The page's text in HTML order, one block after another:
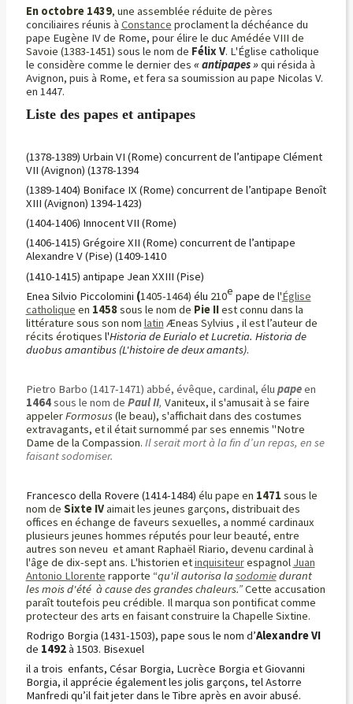
En octobre 1439, une assemblée réduite de pères
conciliaires réunis à Constance proclament la déchéance du
pape Eugène IV de Rome, pour élire le duc Amédée VIII de
Savoie (1383-1451) sous le nom de Félix V. L'Église catholique
le considère comme le dernier des « antipapes »qui résida à
Avignon, puis à Rome, et fera sa soumission au pape Nicolas V.
en 1447.
Liste des papes et antipapes
(1378-1389) Urbain VI (Rome) concurrent de l’antipape Clément
VII (Avignon) (1378-1394
(1389-1404) Boniface IX (Rome) concurrent de l’antipape Benoît
XIII (Avignon) 1394-1423)
(1404-1406) Innocent VII (Rome)
(1406-1415) Grégoire XII (Rome) concurrent de l’antipape
Alexandre V (Pise) (1409-1410
(1410-1415) antipape Jean XXIII (Pise)
Enea Silvio Piccolomini (1405-1464) élu 210e pape de l'Église
catholique en 1458sous le nom de Pie IIest connu dans la
littérature sous son nom latin Æneas Sylvius , il est l’auteur de
récits érotiques l'Historia de Eurialo et Lucretia. Historia de
duobus amantibus (L'histoire de deux amants).
Pietro Barbo (1417-1471) abbé, évêque, cardinal, élu papeen
1464sous le nom de Paul II, Vaniteux, il s'amusait à se faire
appelerFormosus(le beau), s'affichait dans des costumes
extravagants, et il était surnommé par ses ennemis "Notre
Dame de la Compassion. Il serait mort à la fin d’un repas, en se
faisant sodomiser.
Francesco della Rovere (1414-1484) élu pape en 1471 sous le
nom de Sixte IVaimait les jeunes garçons, distribuait des
offices en échange de faveurs sexuelles, a nommé cardinaux
plusieurs jeunes hommes réputés pour leur beauté, entre
autres son neveu et amant Raphaël Riario, devenu cardinal à
l'âge de dix-sept ans. L'historien etinquisiteurespagnol Juan
Antonio Llorente rapporte “qu'il autorisa lasodomiedurant
les mois d'été à cause des grandes chaleurs.”Cette accusation
paraît toutefois peu crédible. Il marqua son pontificat comme
protecteur des arts en faisant construire la Chapelle Sixtine.
Rodrigo Borgia (1431-1503), pape sous le nom d’Alexandre VI
de 1492à 1503. Bisexuel
il a trois enfants, César Borgia, Lucrèce Borgia et Giovanni
Borgia, il apprécie également les jolis garçons, tel Astorre
Manfredi qu’il fait jeter dans le Tibre après en avoir abusé.